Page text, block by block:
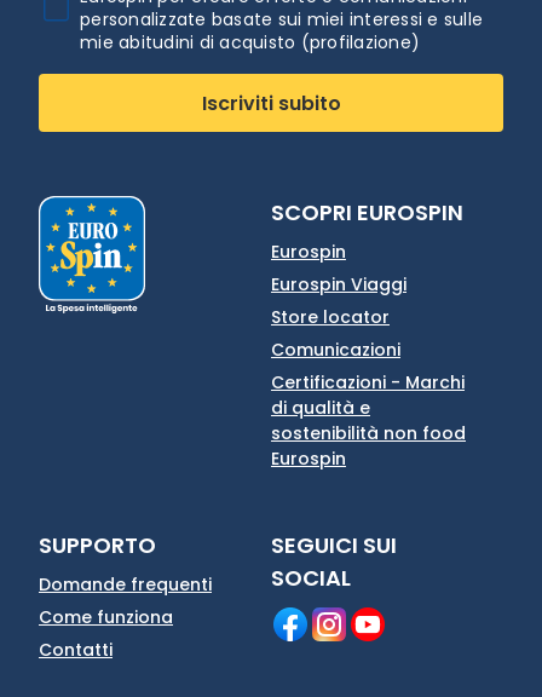
personalizzate basate sui miei interessi e sulle
mie abitudini di acquisto (profilazione)
Iscriviti subito
SCOPRI EUROSPIN
Eurospin
Eurospin Viaggi
Store locator
Comunicazioni
Certificazioni - Marchi
di qualità e
sostenibilità non food
Eurospin
SUPPORTO
Domande frequenti
Come funziona
Contatti
SEGUICI SUI
SOCIAL